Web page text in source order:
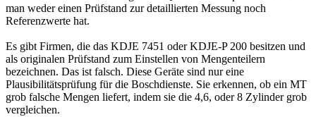
man weder einen Prüfstand zur detaillierten Messung noch
Referenzwerte hat.
Es gibt Firmen, die das KDJE 7451 oder KDJE-P 200 besitzen und
als originalen Prüfstand zum Einstellen von Mengenteilern
bezeichnen. Das ist falsch. Diese Geräte sind nur eine
Plausibilitätsprüfung für die Boschdienste. Sie erkennen, ob ein MT
grob falsche Mengen liefert, indem sie die 4,6, oder 8 Zylinder grob
vergleichen.